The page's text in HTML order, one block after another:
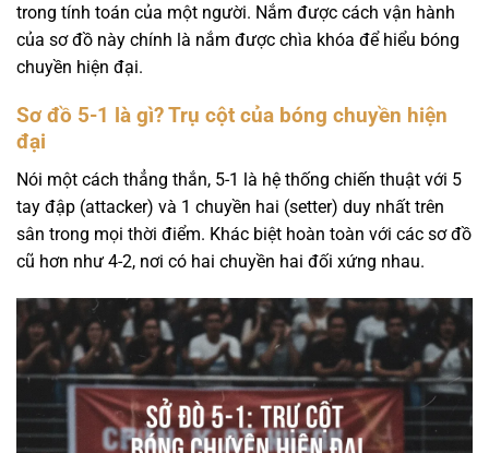
trong tính toán của một người. Nắm được cách vận hành
của sơ đồ này chính là nắm được chìa khóa để hiểu bóng
chuyền hiện đại.
Sơ đồ 5-1 là gì? Trụ cột của bóng chuyền hiện
đại
Nói một cách thẳng thắn, 5-1 là hệ thống chiến thuật với 5
tay đập (attacker) và 1 chuyền hai (setter) duy nhất trên
sân trong mọi thời điểm. Khác biệt hoàn toàn với các sơ đồ
cũ hơn như 4-2, nơi có hai chuyền hai đối xứng nhau.